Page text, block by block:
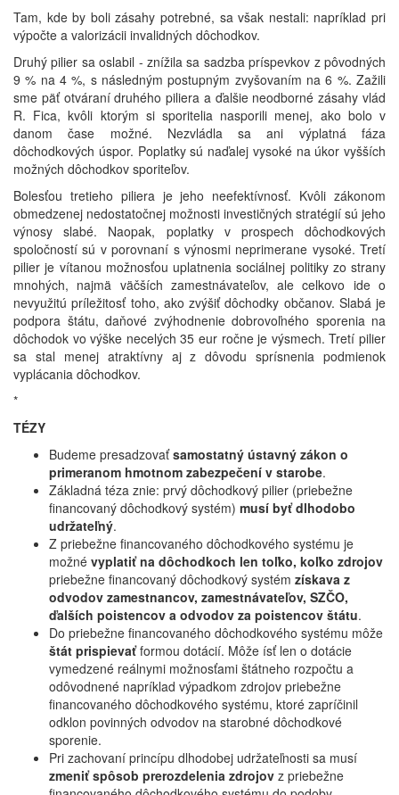
Tam, kde by boli zásahy potrebné, sa však nestali: napríklad pri
výpočte a valorizácii invalidných dôchodkov.
Druhý pilier sa oslabil - znížila sa sadzba príspevkov z pôvodných
9 % na 4 %, s následným postupným zvyšovaním na 6 %. Zažili
sme päť otváraní druhého piliera a ďalšie neodborné zásahy vlád
R. Fica, kvôli ktorým si sporitelia nasporili menej, ako bolo v
danom čase možné. Nezvládla sa ani výplatná fáza
dôchodkových úspor. Poplatky sú naďalej vysoké na úkor vyšších
možných dôchodkov sporiteľov.
Bolesťou tretieho piliera je jeho neefektívnosť. Kvôli zákonom
obmedzenej nedostatočnej možnosti investičných stratégií sú jeho
výnosy slabé. Naopak, poplatky v prospech dôchodkových
spoločností sú v porovnaní s výnosmi neprimerane vysoké. Tretí
pilier je vítanou možnosťou uplatnenia sociálnej politiky zo strany
mnohých, najmä väčších zamestnávateľov, ale celkovo ide o
nevyužitú príležitosť toho, ako zvýšiť dôchodky občanov. Slabá je
podpora štátu, daňové zvýhodnenie dobrovoľného sporenia na
dôchodok vo výške necelých 35 eur ročne je výsmech. Tretí pilier
sa stal menej atraktívny aj z dôvodu sprísnenia podmienok
vyplácania dôchodkov.
*
TÉZY
Budeme presadzovaťsamostatný ústavný zákon o
primeranom hmotnom zabezpečení v starobe.
Základná téza znie: prvý dôchodkový pilier (priebežne
financovaný dôchodkový systém) musí byť dlhodobo
udržateľný.
Z priebežne financovaného dôchodkového systému je
možné vyplatiť na dôchodkoch len toľko, koľko zdrojov
priebežne financovaný dôchodkový systém získava z
odvodov zamestnancov, zamestnávateľov, SZČO,
ďalších poistencov a odvodov za poistencov štátu.
Do priebežne financovaného dôchodkového systému môže
štát prispievaťformou dotácií. Môže ísť len o dotácie
vymedzené reálnymi možnosťami štátneho rozpočtu a
odôvodnené napríklad výpadkom zdrojov priebežne
financovaného dôchodkového systému, ktoré zapríčinil
odklon povinných odvodov na starobné dôchodkové
sporenie.
Pri zachovaní princípu dlhodobej udržateľnosti sa musí
zmeniť spôsob prerozdelenia zdrojov z priebežne